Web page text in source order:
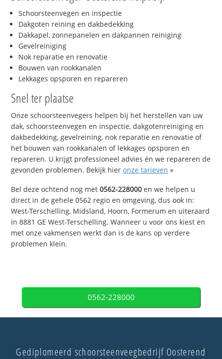
Schoorsteenvegen en inspectie
Dakgoten reining en dakbedekking
Dakkapel, zonnepanelen en dakpannen reiniging
Gevelreiniging
Nok reparatie en renovatie
Bouwen van rookkanalen
Lekkages opsporen en repareren
Snel ter plaatse
Onze schoorsteenvegers helpen bij het herstellen van uw
dak, schoorsteenvegen en inspectie, dakgotenreiniging en
dakbedekking, gevelreining, nok reparatie en renovatie of
het bouwen van rookkanalen of lekkages opsporen en
repareren. U krijgt professioneel advies én we repareren de
gevonden problemen. Bekijk hieronze tarieven »
Bel deze ochtend nog met0562-228000 en we helpen u
direct in de gehele 0562 regio en omgeving, dus ook in:
West-Terschelling, Midsland, Hoorn, Formerum en uiteraard
in 8881 GE West-Terschelling. Wanneer u voor ons kiest en
met onze vakmensen werkt dan is de kans op verdere
problemen klein.
0562-228000
Gediplomeerd schoorsteenveegbedrijf Oosterend